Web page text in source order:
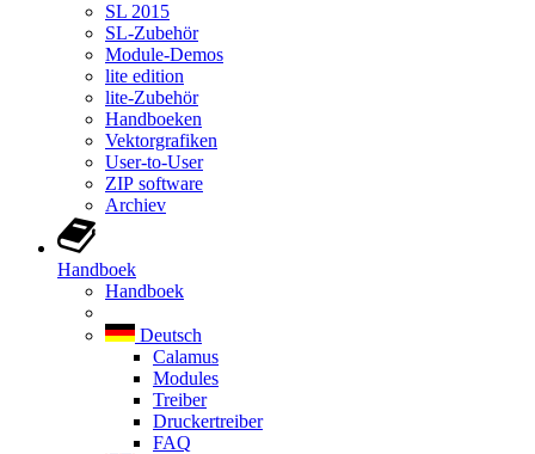
SL 2015
SL-Zubehör
Module-Demos
lite edition
lite-Zubehör
Handboeken
Vektorgrafiken
User-to-User
ZIP software
Archiev
Handboek
Handboek
Deutsch
Calamus
Modules
Treiber
Druckertreiber
FAQ